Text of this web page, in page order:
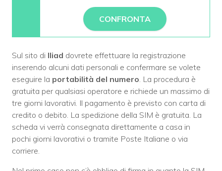
CONFRONTA
Sul sito di Iliad dovrete effettuare la registrazione
inserendo alcuni dati personali e confermare se volete
eseguire la portabilità del numero. La procedura è
gratuita per qualsiasi operatore e richiede un massimo di
tre giorni lavorativi. Il pagamento è previsto con carta di
credito o debito. La spedizione della SIM è gratuita. La
scheda vi verrà consegnata direttamente a casa in
pochi giorni lavorativi o tramite Poste Italiane o via
corriere.